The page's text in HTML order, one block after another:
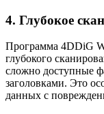
4. Глубокое
Программа 4DDiG
глубокого
сложно доступные
заголовками. Это
данных с